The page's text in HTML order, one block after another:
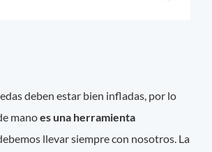
deben estar bien infladas, por lo
manoes una herramienta
llevar siempre con nosotros. La